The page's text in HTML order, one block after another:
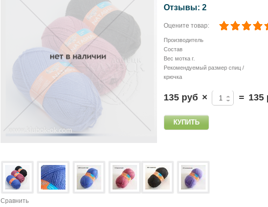
Отзывы: 2
Оцените товар:
Производитель
Состав
Вес мотка г.
Рекомендуемый размер спиц /
крючка
135 руб × = 135
Сравнить